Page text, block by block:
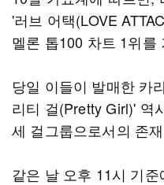
'러브 어택(LOVE
멜론 톱100 차트 1위를
당일 이들이 발매한 카
리티 걸(Pretty Girl)' 역
세 걸그룹으로서의 존
같은 날 오후 11시 기